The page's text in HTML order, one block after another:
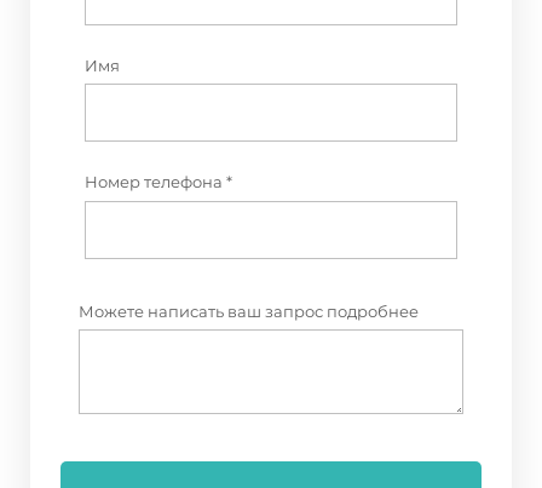
Имя
Номер телефона *
Можете написать ваш запрос подробнее